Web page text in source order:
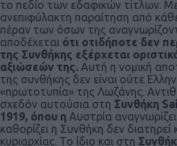
το πεδίο των εδαφικών τίτλων. Με
ανεπιφύλακτη παραίτηση από
πέραν των όσων της
αποδέχεται ότι οτιδήποτε δεν
της Συνθήκης εξέρχεται
αξιώσεών της. Αυτή η νομική
της συνθήκης δεν είναι ούτε
«πρωτοτυπία» της Λωζάνης.
σχεδόν αυτούσια στη Συνθήκη
1919, όπου η Αυστρία
καθορίζει η Συνθήκη δεν διατηρεί
κυριαρχίας. Το ίδιο και στη